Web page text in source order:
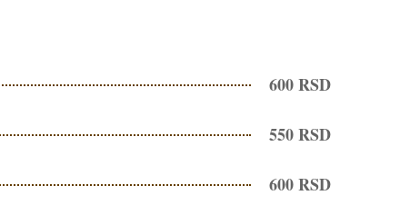
600 RSD
550 RSD
600 RSD